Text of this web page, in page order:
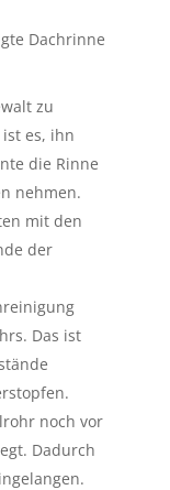
Dachrinne
zu
es, ihn
die Rinne
nehmen.
mit den
der
Das ist
noch vor
Dadurch